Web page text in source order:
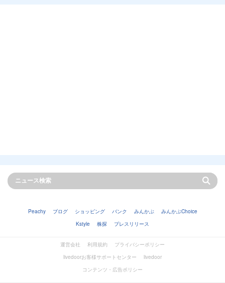
Peachy ブログ ショッピング バンク みんかぶ
みんかぶChoice
Kstyle
株探 プレスリリース
運営会社 利用規約
プライバシーポリシー
livedoorお客様サポートセンター
livedoor
コンテンツ・広告ポリシー